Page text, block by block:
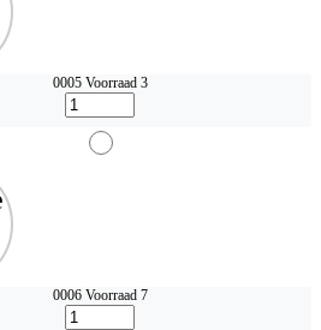
0005 Voorraad 3
0006 Voorraad 7